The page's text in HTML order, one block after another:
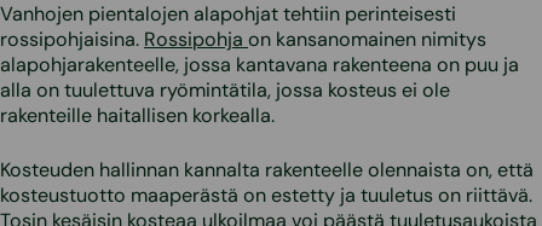
Vanhojen pientalojen alapohjat tehtiin perinteisesti
rossipohjaisina. Rossipohja on kansanomainen nimitys
alapohjarakenteelle, jossa kantavana rakenteena on puu ja
alla on tuulettuva ryömintätila, jossa kosteus ei ole
rakenteille haitallisen korkealla.
Kosteuden hallinnan kannalta rakenteelle olennaista on, että
kosteustuotto maaperästä on estetty ja tuuletus on riittävä.
Tosin kesäisin kosteaa ulkoilmaa voi päästä tuuletusaukoista